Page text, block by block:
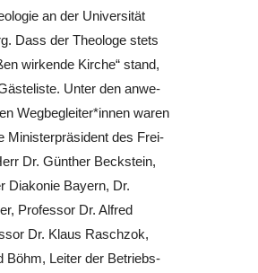
an der Uni­ver­si­tät
Dass der Theologe stets
wirkende Kirche“ stand,
Unter den anwe­
Wegbegleiter*innen waren
Minis­ter­prä­si­dent des Frei­
Dr. Günther Beck­stein,
Diakonie Bayern, Dr.
Pro­fes­sor Dr. Alfred
Dr. Klaus Raschzok,
Böhm, Leiter der Betriebs­